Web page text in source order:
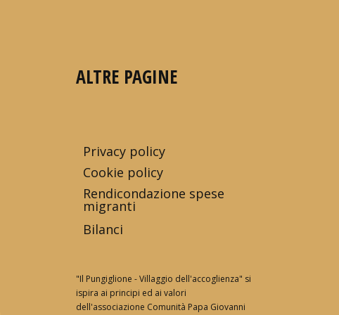
ALTRE PAGINE
Privacy policy
Cookie policy
Rendicondazione spese
migranti
Bilanci
"Il Pungiglione - Villaggio dell'accoglienza" si
ispira ai principi ed ai valori
dell'associazione Comunità Papa Giovanni